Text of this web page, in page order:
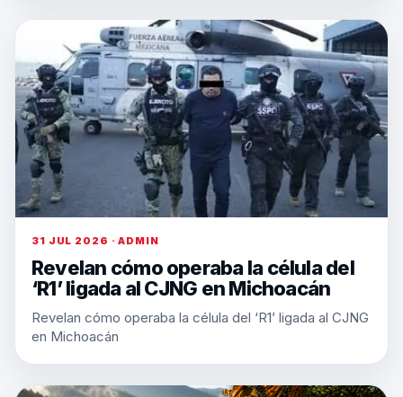
31 JUL 2026 · ADMIN
Revelan cómo operaba la célula del
‘R1’ ligada al CJNG en Michoacán
Revelan cómo operaba la célula del ‘R1’ ligada al CJNG
en Michoacán